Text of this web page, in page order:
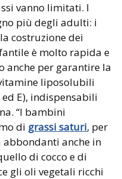
vanno limitati. I
più degli adulti: i
costruzione dei
è molto rapida e
anche per garantire la
liposolubili
E), indispensabili
“I bambini
di grassi saturi, per
anche in
di cocco e di
gli oli vegetali ricchi